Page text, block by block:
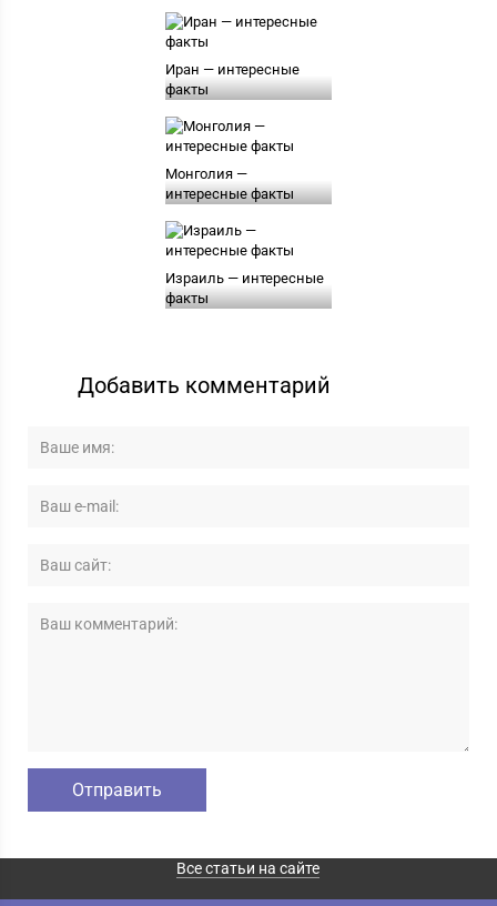
Иран — интересные
факты
Монголия —
интересные факты
Израиль — интересные
факты
Добавить комментарий
Все статьи на сайте